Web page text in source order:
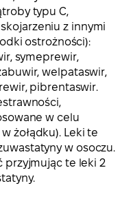
typu C,
z innymi
ostrożności):
symeprewir,
welpataswir,
pibrentaswir.
w celu
żołądku). Leki te
w osoczu.
przyjmując te leki 2